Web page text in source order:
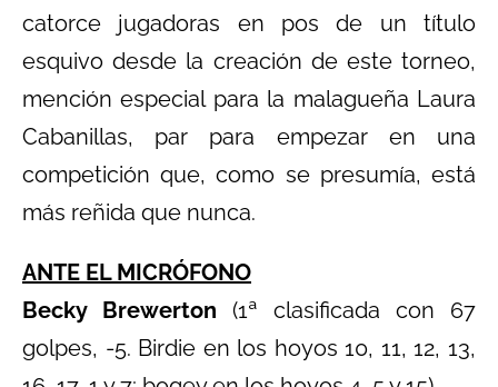
catorce jugadoras en pos de un título
esquivo desde la creación de este torneo,
mención especial para la malagueña Laura
Cabanillas, par para empezar en una
competición que, como se presumía, está
más reñida que nunca.
ANTE EL MICRÓFONO
Becky Brewerton (1ª clasificada con 67
golpes, -5. Birdie en los hoyos 10, 11, 12, 13,